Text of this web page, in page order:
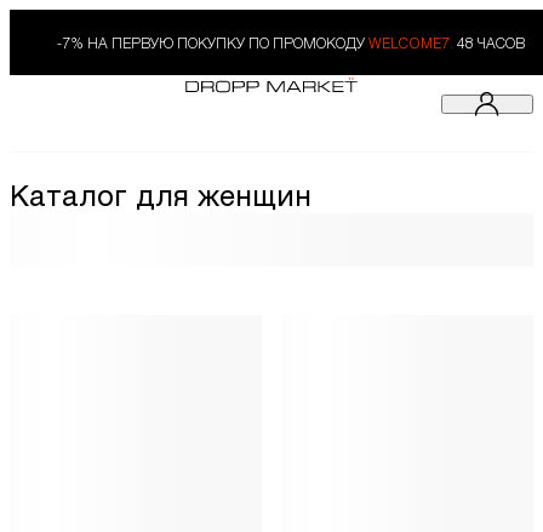
-7% НА ПЕРВУЮ ПОКУПКУ ПО ПРОМОКОДУ WELCOME7. 48 ЧАСОВ
Каталог для женщин